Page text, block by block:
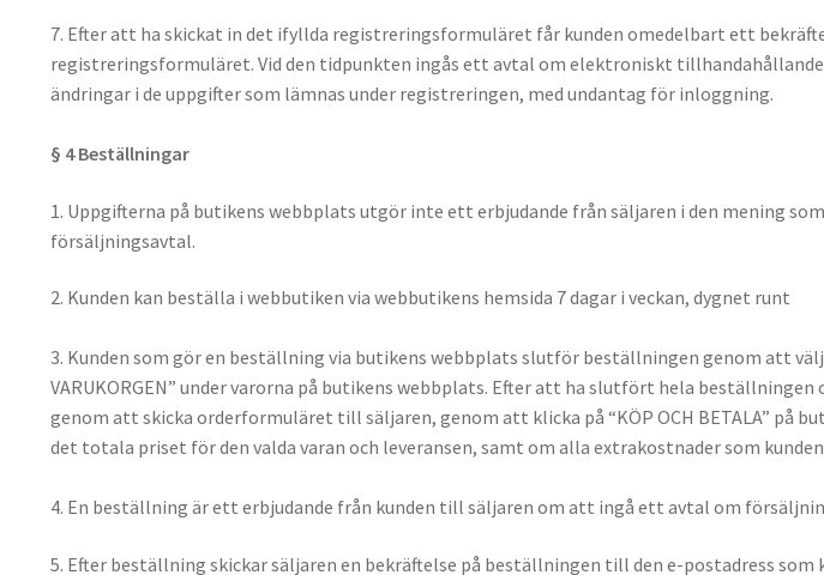
7. Efter att ha skickat in det ifyllda registreringsformuläret får kunden omedelbart ett
registreringsformuläret. Vid den tidpunkten ingås ett avtal om elektroniskt
ändringar i de uppgifter som lämnas under registreringen, med undantag för inloggning.
§ 4 Beställningar
1. Uppgifterna på butikens webbplats utgör inte ett erbjudande från säljaren i den mening
försäljningsavtal.
2. Kunden kan beställa i webbutiken via webbutikens hemsida 7 dagar i veckan, dygnet runt
3. Kunden som gör en beställning via butikens webbplats slutför beställningen genom att
VARUKORGEN” under varorna på butikens webbplats. Efter att ha slutfört hela
genom att skicka orderformuläret till säljaren, genom att klicka på “KÖP OCH BETALA” på
det totala priset för den valda varan och leveransen, samt om alla extrakostnader som
4. En beställning är ett erbjudande från kunden till säljaren om att ingå ett avtal om
5. Efter beställning skickar säljaren en bekräftelse på beställningen till den e-postadress som